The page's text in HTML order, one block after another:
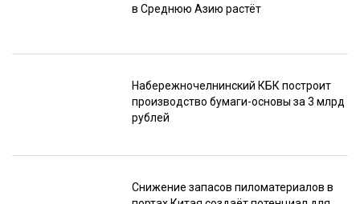
в Среднюю Азию растёт
Набережночелнинский КБК построит
производство бумаги-основы за 3 млрд
рублей
Снижение запасов пиломатериалов в